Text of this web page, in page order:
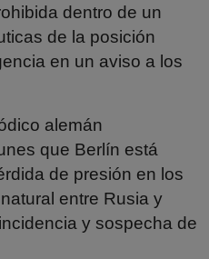
dentro de un
de la posición
en un aviso a los
alemán
que Berlín está
de presión en los
entre Rusia y
y sospecha de